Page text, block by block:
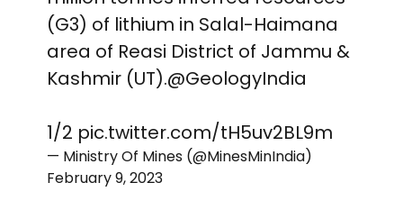
(G3) of lithium in Salal-Haimana
area of Reasi District of Jammu &
Kashmir (UT).@GeologyIndia
1/2 pic.twitter.com/tH5uv2BL9m
— Ministry Of Mines (@MinesMinIndia)
February 9, 2023